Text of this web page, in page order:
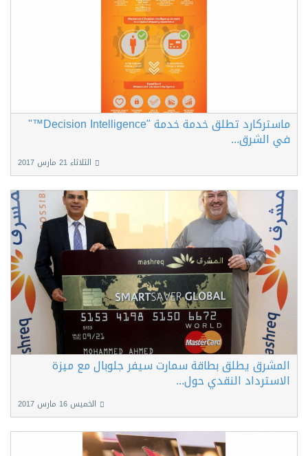
ماستركارد تطلق خدمة خدمة "Decision Intelligence™"
في الشرق...
الثلاثاء 21 مارس 2017
المشرق يطلق بطاقة سمارت سيفر جلوبال مع ميزة
الاسترداد النقدي حول...
الخميس 16 مارس 2017